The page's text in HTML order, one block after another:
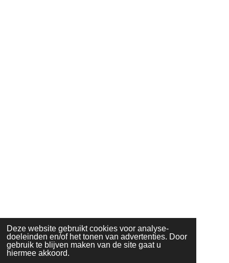
Deze website gebruikt cookies voor analyse-
doeleinden en/of het tonen van advertenties. Door
gebruik te blijven maken van de site gaat u
hiermee akkoord.